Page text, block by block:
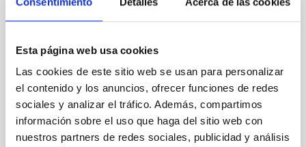
Esta página web usa cookies
Las cookies de este sitio web se usan para personalizar
el contenido y los anuncios, ofrecer funciones de redes
sociales y analizar el tráfico. Además, compartimos
información sobre el uso que haga del sitio web con
nuestros partners de redes sociales, publicidad y análisis
PUBLICACIÓN
sequence nebulae
Type I post-main-sequence nebulae appear to be
characterised by a range of unusual, and in certain
cases extreme physical characteristics, including
high...